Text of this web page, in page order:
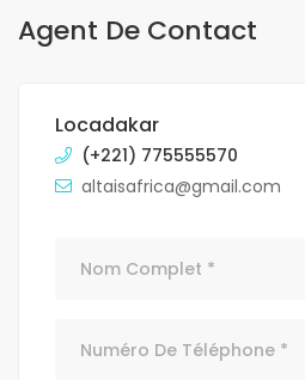
Agent De Contact
Locadakar
(+221) 775555570
altaisafrica@gmail.com